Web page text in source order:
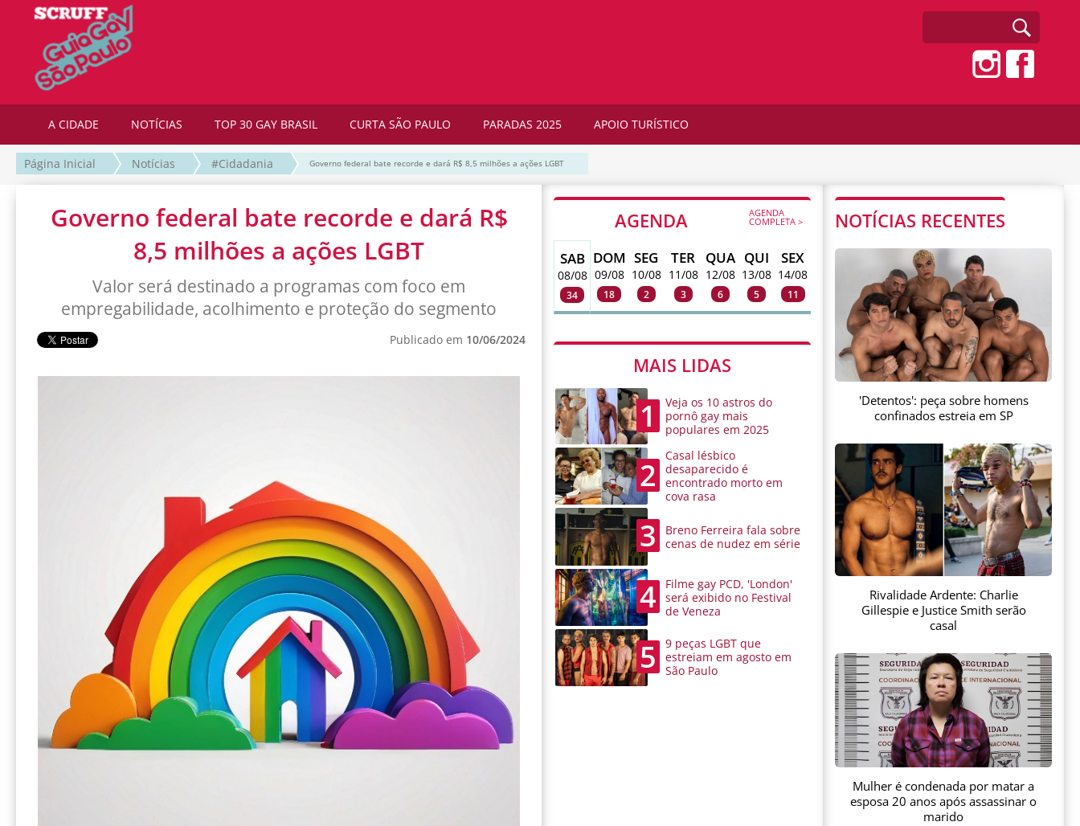
A CIDADE NOTÍCIAS TOP 30 GAY BRASIL CURTA SÃO PAULO PARADAS 2025 APOIO TURÍSTICO
Página Inicial Notícias #Cidadania Governo federal bate recorde e dará R$ 8,5 milhões a ações LGBT
Governo federal bate recorde e dará R$
8,5 milhões a ações LGBT
Valor será destinado a programas com foco em
empregabilidade, acolhimento e proteção do segmento
Publicado em 10/06/2024
AGENDA AGENDA
COMPLETA >
SAB
08/08
34
DOM
09/08
18
SEG
10/08
2
TER
11/08
3
QUA
12/08
6
QUI
13/08
5
SEX
14/08
11
MAIS LIDAS
1
Veja os 10 astros do
pornô gay mais
populares em 2025
2
Casal lésbico
desaparecido é
encontrado morto em
cova rasa
3
Breno Ferreira fala sobre
cenas de nudez em série
4
Filme gay PCD, 'London'
será exibido no Festival
de Veneza
5
9 peças LGBT que
estreiam em agosto em
São Paulo
NOTÍCIAS RECENTES
'Detentos': peça sobre homens
confinados estreia em SP
Rivalidade Ardente: Charlie
Gillespie e Justice Smith serão
casal
Mulher é condenada por matar a
esposa 20 anos após assassinar o
marido